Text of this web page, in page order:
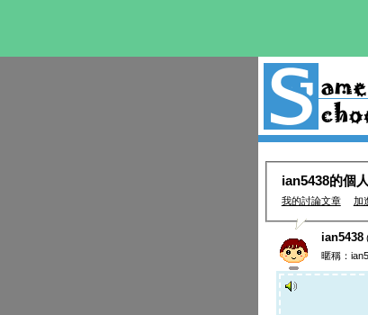
ian5438的個
我的討論文章 加
ian5438
暱稱：